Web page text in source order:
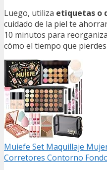
Luego, utiliza etiquetas o
cuidado de la piel te
10 minutos para
cómo el tiempo que
Muiefe Set Maquillaje
Corretores Contorno